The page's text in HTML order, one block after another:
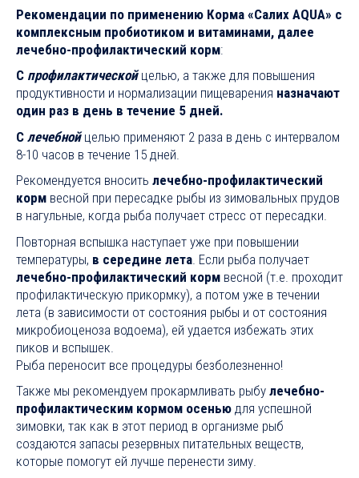
Рекомендации по применению Корма «Салих AQUA» c
комплексным пробиотиком и витаминами, далее
лечебно-профилактический корм:
С профилактическойцелью, а также для повышения
продуктивности и нормализации пищеварения назначают
один раз в день в течение 5 дней.
С лечебной целью применяют 2 раза в день с интервалом
8-10 часов в течение 15 дней.
Рекомендуется вносить лечебно-профилактический
корм весной при пересадке рыбы из зимовальных прудов
в нагульные, когда рыба получает стресс от пересадки.
Повторная вспышка наступает уже при повышении
температуры, в середине лета . Если рыба получает
лечебно-профилактический корм весной (т.е. проходит
профилактическую прикормку), а потом уже в течении
лета (в зависимости от состояния рыбы и от состояния
микробиоценоза водоема), ей удается избежать этих
пиков и вспышек.
Рыба переносит все процедуры безболезненно!
Также мы рекомендуем прокармливать рыбу лечебно-
профилактическим кормом осенью для успешной
зимовки, так как в этот период в организме рыб
создаются запасы резервных питательных веществ,
которые помогут ей лучше перенести зиму.